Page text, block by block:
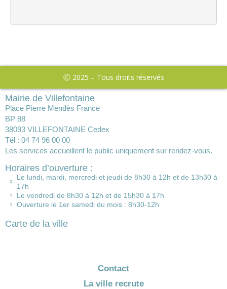
Ⓒ 2025 – Tous droits réservés
Mairie de Villefontaine
Place Pierre Mendès France
BP 88
38093 VILLEFONTAINE Cedex
Tél : 04 74 96 00 00
Les services accueillent le public uniquement sur rendez-vous.
Horaires d’ouverture :
Le lundi, mardi, mercredi et jeudi de 8h30 à 12h et de 13h30 à
17h
Le vendredi de 8h30 à 12h et de 15h30 à 17h
Ouverture le 1er samedi du mois : 8h30-12h
Carte de la ville
Contact
La ville recrute